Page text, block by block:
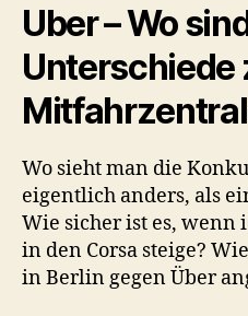
Uber – Wo
Unterschiede
Wo sieht man die
eigentlich anders, als
Wie sicher ist es, wenn
in den Corsa steige?
in Berlin gegen Über